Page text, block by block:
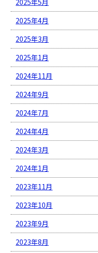
2025年5月
2025年4月
2025年3月
2025年1月
2024年11月
2024年9月
2024年7月
2024年4月
2024年3月
2024年1月
2023年11月
2023年10月
2023年9月
2023年8月